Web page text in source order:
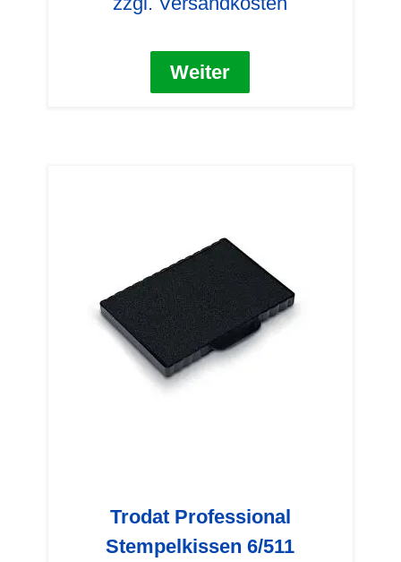
Weiter
Trodat Professional
Stempelkissen 6/511